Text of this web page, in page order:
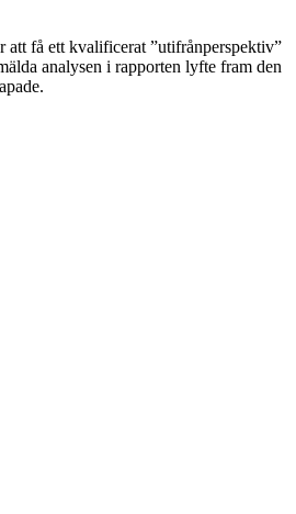
att få ett kvalificerat ”utifrånperspektiv”
analysen i rapporten lyfte fram den